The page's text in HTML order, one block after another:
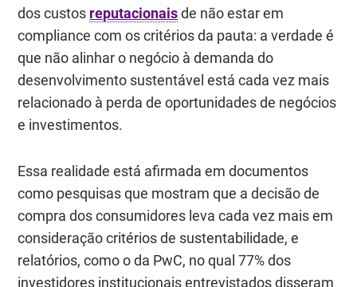
dos custos reputacionaisde não estar em
compliance com os critérios da pauta: a verdade é
que não alinhar o negócio à demanda do
desenvolvimento sustentável está cada vez mais
relacionado à perda de oportunidades de negócios
e investimentos.
Essa realidade está afirmada em documentos
como pesquisas que mostram que a decisão de
compra dos consumidores leva cada vez mais em
consideração critérios de sustentabilidade, e
relatórios, como o da PwC, no qual 77% dos
investidores institucionais entrevistados disseram